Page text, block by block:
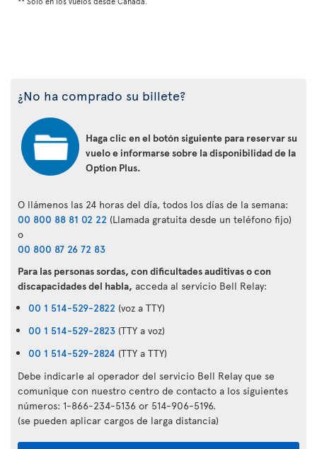
¿No ha comprado su billete?
Haga clic en el botón siguiente para reservar su
vuelo e informarse sobre la disponibilidad de la
Option Plus.
O llámenos las 24 horas del día, todos los días de la semana:
00 800 88 81 02 22 (Llamada gratuita desde un teléfono fijo)
o
00 800 87 26 72 83
Para las personas sordas, con dificultades auditivas o con
discapacidades del habla, acceda al servicio Bell Relay:
00 1 514-529-2822 (voz a TTY)
00 1 514-529-2823 (TTY a voz)
00 1 514-529-2824 (TTY a TTY)
Debe indicarle al operador del servicio Bell Relay que se
comunique con nuestro centro de contacto a los siguientes
números: 1-866-234-5136 or 514-906-5196.
(se pueden aplicar cargos de larga distancia)